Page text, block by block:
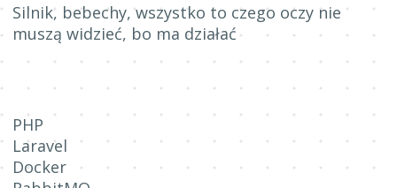
Silnik, bebechy, wszystko to czego oczy nie
muszą widzieć, bo ma działać
PHP
Laravel
Docker